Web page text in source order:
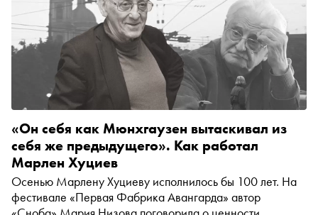
«Он себя как Мюнхгаузен вытаскивал из
себя же предыдущего». Как работал
Марлен Хуциев
Осенью Марлену Хуциеву исполнилось бы 100 лет. На
фестивале «Первая Фабрика Авангарда» автор